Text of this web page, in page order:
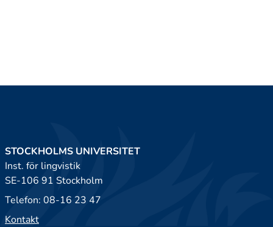
STOCKHOLMS UNIVERSITET
Inst. för lingvistik
SE-106 91 Stockholm
Telefon: 08-16 23 47
Kontakt